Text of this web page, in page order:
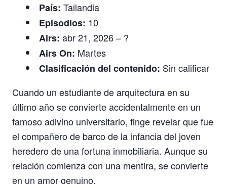
País: Tailandia
Episodios: 10
Airs: abr 21, 2026 – ?
Airs On: Martes
Clasificación del contenido: Sin calificar
Cuando un estudiante de arquitectura en su
último año se convierte accidentalmente en un
famoso adivino universitario, finge revelar que fue
el compañero de barco de la infancia del joven
heredero de una fortuna inmobiliaria. Aunque su
relación comienza con una mentira, se convierte
en un amor genuino.